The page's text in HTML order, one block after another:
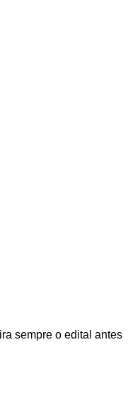
sempre o edital antes